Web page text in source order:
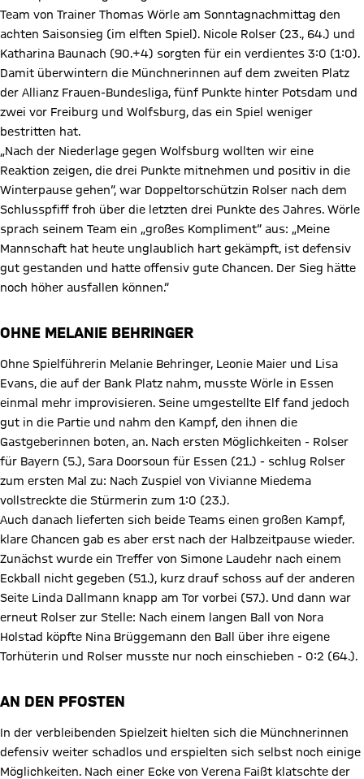
Team von Trainer Thomas Wörle am Sonntagnachmittag den
achten Saisonsieg (im elften Spiel). Nicole Rolser (23., 64.) und
Katharina Baunach (90.+4) sorgten für ein verdientes 3:0 (1:0).
Damit überwintern die Münchnerinnen auf dem zweiten Platz
der Allianz Frauen-Bundesliga, fünf Punkte hinter Potsdam und
zwei vor Freiburg und Wolfsburg, das ein Spiel weniger
bestritten hat.
„Nach der Niederlage gegen Wolfsburg wollten wir eine
Reaktion zeigen, die drei Punkte mitnehmen und positiv in die
Winterpause gehen“, war Doppeltorschützin Rolser nach dem
Schlusspfiff froh über die letzten drei Punkte des Jahres. Wörle
sprach seinem Team ein „großes Kompliment“ aus: „Meine
Mannschaft hat heute unglaublich hart gekämpft, ist defensiv
gut gestanden und hatte offensiv gute Chancen. Der Sieg hätte
noch höher ausfallen können.“
OHNE MELANIE BEHRINGER
Ohne Spielführerin Melanie Behringer, Leonie Maier und Lisa
Evans, die auf der Bank Platz nahm, musste Wörle in Essen
einmal mehr improvisieren. Seine umgestellte Elf fand jedoch
gut in die Partie und nahm den Kampf, den ihnen die
Gastgeberinnen boten, an. Nach ersten Möglichkeiten - Rolser
für Bayern (5.), Sara Doorsoun für Essen (21.) - schlug Rolser
zum ersten Mal zu: Nach Zuspiel von Vivianne Miedema
vollstreckte die Stürmerin zum 1:0 (23.).
Auch danach lieferten sich beide Teams einen großen Kampf,
klare Chancen gab es aber erst nach der Halbzeitpause wieder.
Zunächst wurde ein Treffer von Simone Laudehr nach einem
Eckball nicht gegeben (51.), kurz drauf schoss auf der anderen
Seite Linda Dallmann knapp am Tor vorbei (57.). Und dann war
erneut Rolser zur Stelle: Nach einem langen Ball von Nora
Holstad köpfte Nina Brüggemann den Ball über ihre eigene
Torhüterin und Rolser musste nur noch einschieben - 0:2 (64.).
AN DEN PFOSTEN
In der verbleibenden Spielzeit hielten sich die Münchnerinnen
defensiv weiter schadlos und erspielten sich selbst noch einige
Möglichkeiten. Nach einer Ecke von Verena Faißt klatschte der